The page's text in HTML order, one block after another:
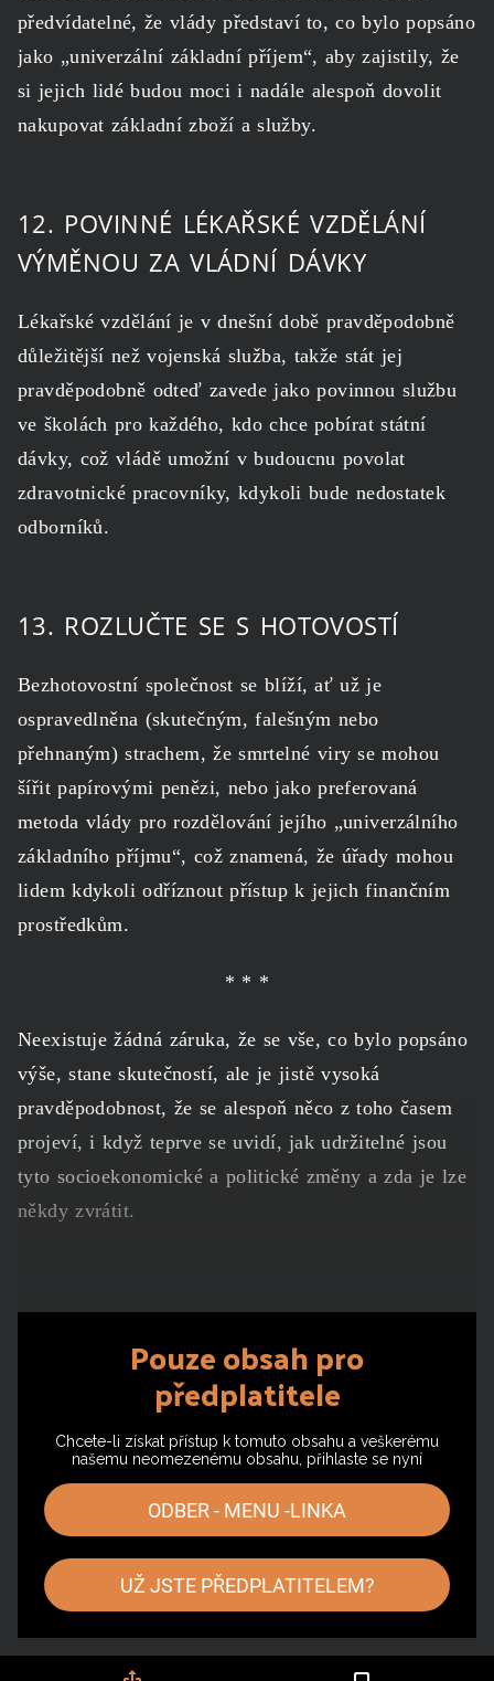
předvídatelné, že vlády představí to, co bylo popsáno
jako „univerzální základní příjem“, aby zajistily, že
si jejich lidé budou moci i nadále alespoň dovolit
nakupovat základní zboží a služby.
12. POVINNÉ LÉKAŘSKÉ VZDĚLÁNÍ
VÝMĚNOU ZA VLÁDNÍ DÁVKY
Lékařské vzdělání je v dnešní době pravděpodobně
důležitější než vojenská služba, takže stát jej
pravděpodobně odteď zavede jako povinnou službu
ve školách pro každého, kdo chce pobírat státní
dávky, což vládě umožní v budoucnu povolat
zdravotnické pracovníky, kdykoli bude nedostatek
odborníků.
13. ROZLUČTE SE S HOTOVOSTÍ
Bezhotovostní společnost se blíží, ať už je
ospravedlněna (skutečným, falešným nebo
přehnaným) strachem, že smrtelné viry se mohou
šířit papírovými penězi, nebo jako preferovaná
metoda vlády pro rozdělování jejího „univerzálního
základního příjmu“, což znamená, že úřady mohou
lidem kdykoli odříznout přístup k jejich finančním
prostředkům.
* * *
Neexistuje žádná záruka, že se vše, co bylo popsáno
výše, stane skutečností, ale je jistě vysoká
pravděpodobnost, že se alespoň něco z toho časem
projeví, i když teprve se uvidí, jak udržitelné jsou
tyto socioekonomické a politické změny a zda je lze
někdy zvrátit.
Pouze obsah pro
předplatitele
Chcete-li získat přístup k tomuto obsahu a veškerému
našemu neomezenému obsahu, přihlaste se nyní
ODBER - MENU -LINKA
UŽ JSTE PŘEDPLATITELEM?